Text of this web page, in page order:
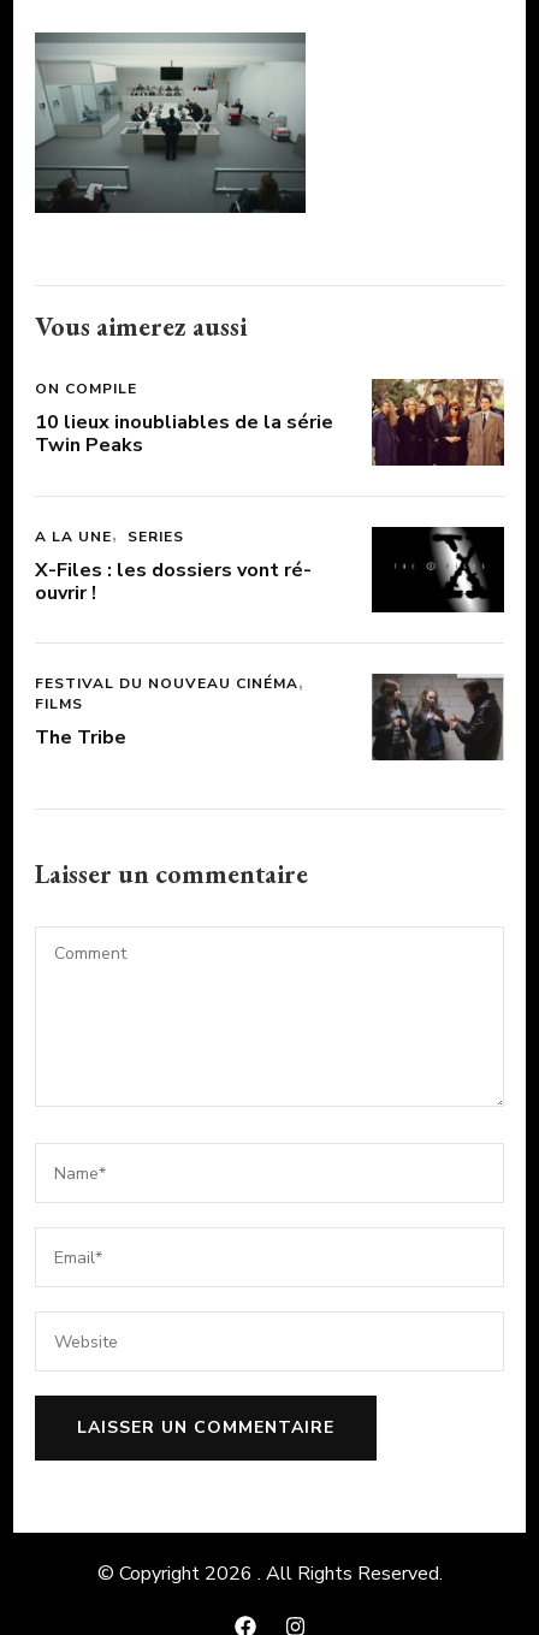
Vous aimerez aussi
ON COMPILE
10 lieux inoubliables de la série
Twin Peaks
A LA UNE SERIES
X-Files : les dossiers vont ré-
ouvrir !
FESTIVAL DU NOUVEAU CINÉMA
FILMS
The Tribe
Laisser un commentaire
© Copyright 2026 . All Rights Reserved.